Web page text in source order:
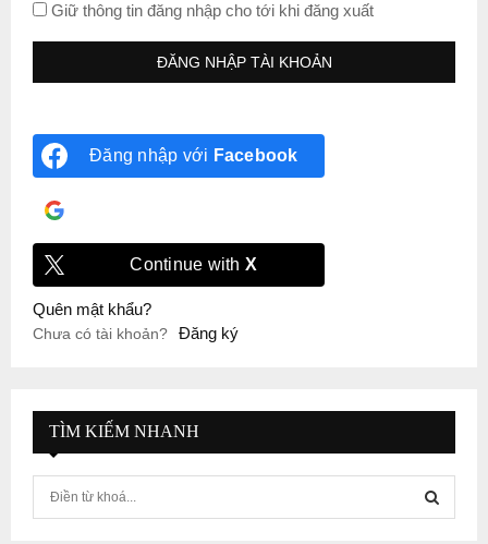
Giữ thông tin đăng nhập cho tới khi đăng xuất
Đăng nhập với Facebook
Continue with X
Quên mật khẩu?
Chưa có tài khoản? Đăng ký
TÌM KIẾM NHANH